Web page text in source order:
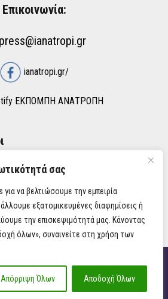
σας
να βελτιώσουμε την εμπειρία
εξατομικευμένες διαφημίσεις ή
την επισκεψιμότητά μας. Κάνοντας
όλων», συναινείτε στη χρήση των
Απόρριψη Όλων Αποδοχή Όλων
Επικοινωνία:
press@ianatropi.gr
ianatropi.gr/
ΕΚΠΟΜΠΗ ΑΝΑΤΡΟΠΗ
iAnatropi ©
την Πολιτική, την Καθημερινότητα